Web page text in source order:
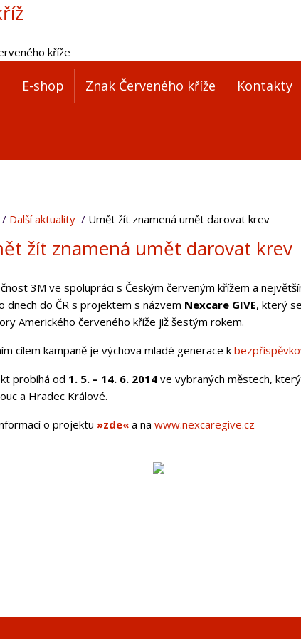
kříže
E-shop Znak Červeného kříže Kontakty
Další aktuality Umět žít znamená umět darovat krev
žít znamená umět darovat krev
3M ve spolupráci s Českým červeným křížem a
dnech do ČR s projektem s názvem Nexcare GIVE, který
Amerického červeného kříže již šestým rokem.
cílem kampaně je výchova mladé generace k
probíhá od 1. 5. – 14. 6. 2014 ve vybraných městech,
a Hradec Králové.
o projektu »zde« a na www.nexcaregive.cz